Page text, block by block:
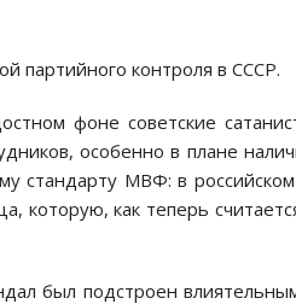
партийного контроля в СССР.
фоне советские
особенно в плане
стандарту МВФ: в
которую, как теперь
был подстроен